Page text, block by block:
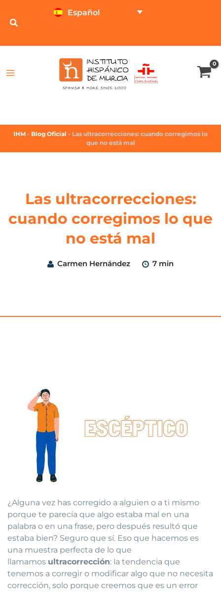
Español
IHM - Blog Oficial - Las ultracorrecciones: cuando corregimos lo
que no está mal
Las ultracorrecciones:
cuando corregimos lo que
no está mal
Carmen Hernández 7 min
¿Alguna vez has corregido a alguien o a ti mismo
porque te parecía que algo estaba mal en una
palabra o en una frase, pero después resultó que
estaba bien? Seguro que sí. Eso que hacemos es
una muestra perfecta de lo que
llamamos ultracorrección: la tendencia que
tenemos a corregir o modificar algo que no necesita
corrección, solo porque creemos que es un error